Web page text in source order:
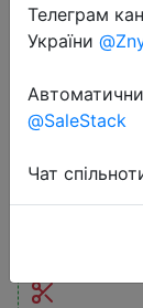
2025
PC
Телеграм
України
@SaleStack
Чат